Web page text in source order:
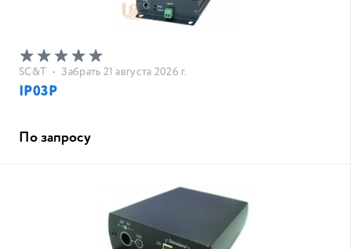
SC&T • Забрать 21 августа 2026 г.
IP03P
По запросу